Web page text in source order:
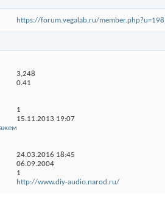
https://forum.vegalab.ru/member.php?u=198
3,248
1
24.03.2016
06.09.2004
1